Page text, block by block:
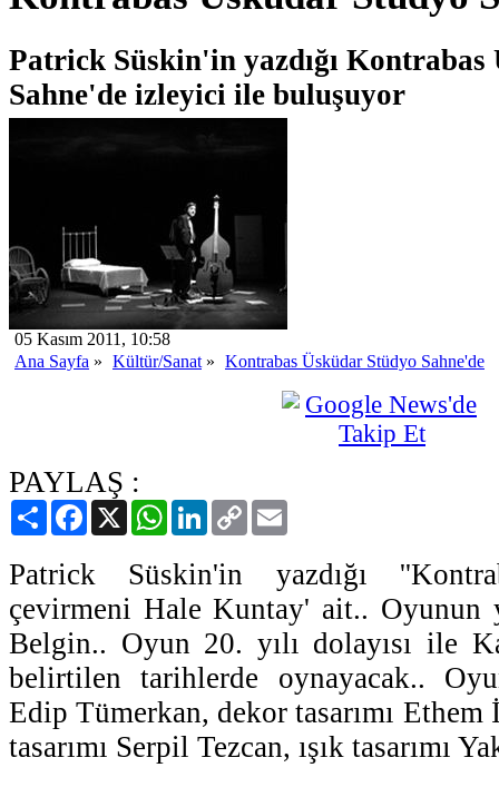
Patrick Süskin'in yazdığı Kontrabas
Sahne'de izleyici ile buluşuyor
05 Kasım 2011, 10:58
Ana Sayfa » Kültür/Sanat » Kontrabas Üsküdar Stüdyo Sahne'de
PAYLAŞ :
PaylaşFacebook
X WhatsAppLinkedIn
Copy
Link
Patrick Süskin'in yazdığı
çevirmeni Hale Kuntay' ait.. Oyunun
Belgin.. Oyun 20. yılı dolayısı ile
belirtilen tarihlerde oynayacak..
Edip Tümerkan, dekor tasarımı
tasarımı Serpil Tezcan, ışık tasarımı